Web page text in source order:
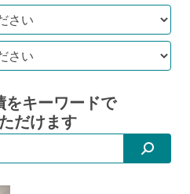
をキーワードで
だけます